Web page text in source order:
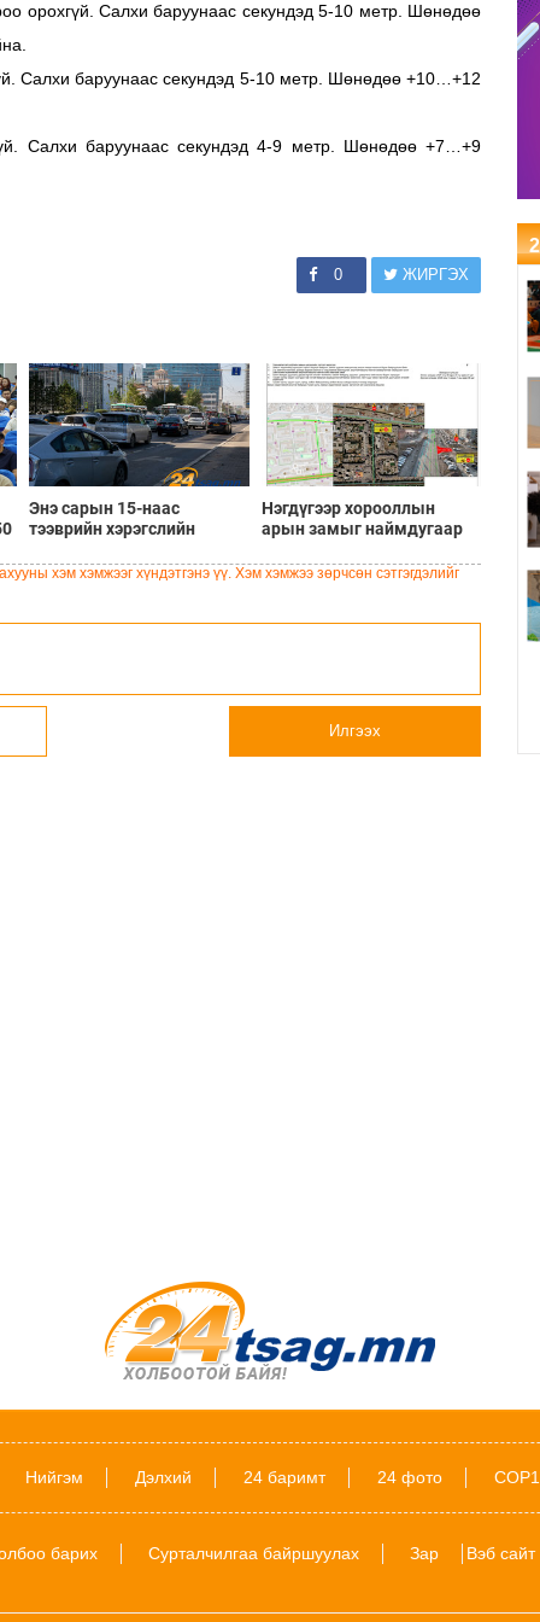
орохгүй. Салхи баруунаас секундэд 5-10 метр. Шөнөдөө
Салхи баруунаас секундэд 5-10 метр. Шөнөдөө +10…+12
Салхи баруунаас секундэд 4-9 метр. Шөнөдөө +7…+9
0 ЖИРГЭХ
Энэ сарын 15-наас
тээврийн хэрэгслийн
сондгой ангиллаар
Нэгдүгээр хорооллын
арын замыг наймдугаар
түр хааж, борооны ус
хэм хэмжээг хүндэтгэнэ үү. Хэм хэмжээ зөрчсөн сэтгэгдэлийг
Илгээх
Нийгэм Дэлхий 24 баримт 24 фото
барих Сурталчилгаа байршуулах Зар Вэб сайт